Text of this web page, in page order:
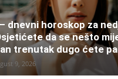
dnevni horoskop za
da se nešto
trenutak dugo ćete
9, 2026